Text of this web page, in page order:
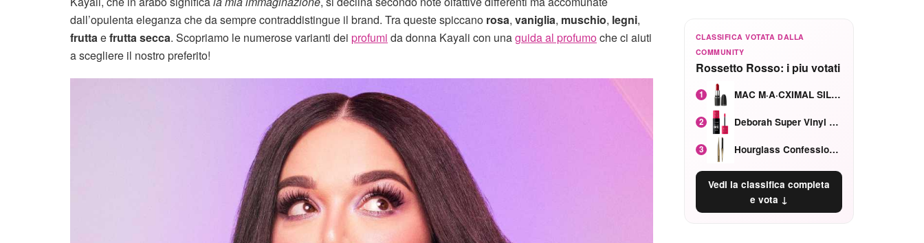
dall’opulenta eleganza che da sempre contraddistingue il brand. Tra queste spiccano rosa, vaniglia, muschio, legni,
fruttaefrutta secca. Scopriamo le numerose varianti dei profumi da donna Kayali con unaguida al profumoche ci aiuti
a scegliere il nostro preferito!
CLASSIFICA VOTATA DALLA
COMMUNITY
Rossetto Rosso: i piu votati
1 MAC M·A·CXIMAL SILKY MATTE Red Rock mat
2 Deborah Super Vinyl Shake Rosa Ciliegia
3 Hourglass Confession Ricaricabile Ultra Preciso Ad Alta Intensità Secretly Classic Red
Vedi la classifica completa
e vota ↓